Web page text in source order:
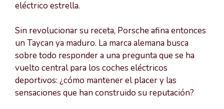
eléctrico estrella.
Sin revolucionar su receta, Porsche afina entonces
un Taycan ya maduro. La marca alemana busca
sobre todo responder a una pregunta que se ha
vuelto central para los coches eléctricos
deportivos: ¿cómo mantener el placer y las
sensaciones que han construido su reputación?